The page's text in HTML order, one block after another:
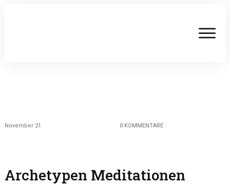
November 21 0KOMMENTARE
Archetypen Meditationen